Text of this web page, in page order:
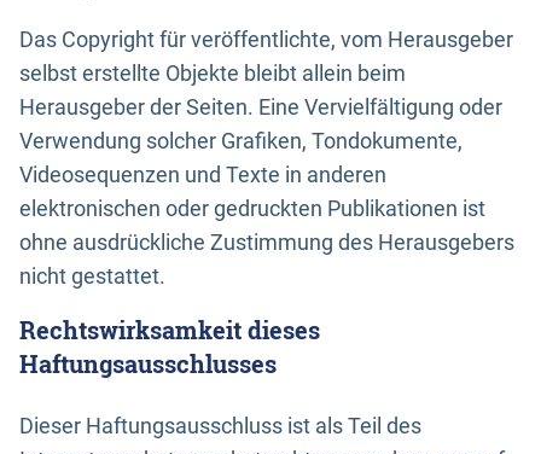
Das Copyright für veröffentlichte, vom Herausgeber
selbst erstellte Objekte bleibt allein beim
Herausgeber der Seiten. Eine Vervielfältigung oder
Verwendung solcher Grafiken, Tondokumente,
Videosequenzen und Texte in anderen
elektronischen oder gedruckten Publikationen ist
ohne ausdrückliche Zustimmung des Herausgebers
nicht gestattet.
Rechtswirksamkeit dieses
Haftungsausschlusses
Dieser Haftungsausschluss ist als Teil des